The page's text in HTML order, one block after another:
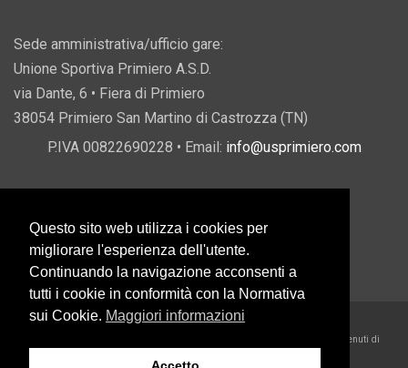
Sede amministrativa/ufficio gare:
Unione Sportiva Primiero A.S.D.
via Dante, 6 • Fiera di Primiero
38054 Primiero San Martino di Castrozza (TN)
P.IVA 00822690228 • Email: info@usprimiero.com
Vantaggi da Pubblica Amministrazione
Eccetto dove diversamente specificato, i contenuti di
Questo sito web utilizza i cookies per
migliorare l'esperienza dell'utente.
Continuando la navigazione acconsenti a
tutti i cookie in conformità con la Normativa
sui Cookie. Maggiori informazioni